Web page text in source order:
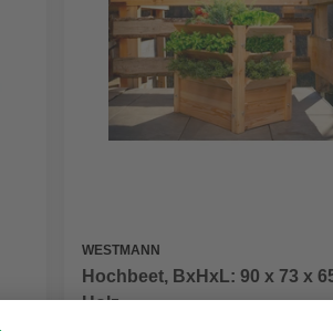
WESTMANN
Hochbeet, BxHxL: 90 x 73 x
Holz